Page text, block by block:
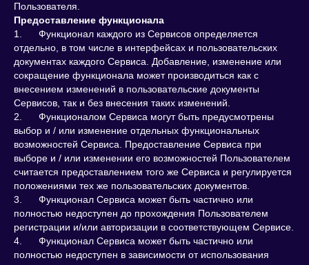
Пользователя.
Предоставление функционала
1. Функционал каждого из Сервисов определяется
отдельно, в том числе в интерфейсах и пользовательских
документах каждого Сервиса. Добавление, изменение или
сокращение функционала может производиться как с
внесением изменений в пользовательские документы
Сервисов, так и без внесения таких изменений.
2. Функционалом Сервиса могут быть предусмотрены
выбор и / или изменение отдельных функциональных
возможностей Сервиса. Предоставление Сервиса при
выборе и / или изменении его возможностей Пользователем
считается предоставлением того же Сервиса и регулируется
положениями тех же пользовательских документов.
3. Функционал Сервиса может быть частично или
полностью недоступен до прохождения Пользователем
регистрации и/или авторизации в соответствующем Сервисе.
4. Функционал Сервиса может быть частично или
полностью недоступен в зависимости от использования